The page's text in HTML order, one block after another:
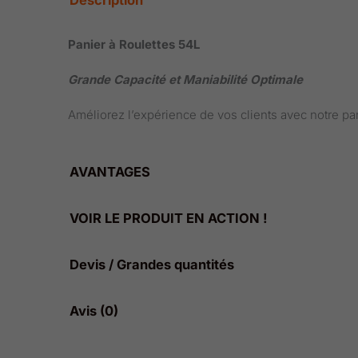
Panier à Roulettes 54L
Grande Capacité et Maniabilité Optimale
Améliorez l’expérience de vos clients avec notre
AVANTAGES
AVANTAGES
✅ Maniabilité 360° : Équipé de 4 roues (2 fixes +
✅ Résistant et Silencieux : Fabriqué en plastique
VOIR LE PRODUIT EN ACTION !
VOIR LE PRODUIT EN ACTION !
Devis / Grandes quantités
Devis / Grandes quantités
Avis (0)